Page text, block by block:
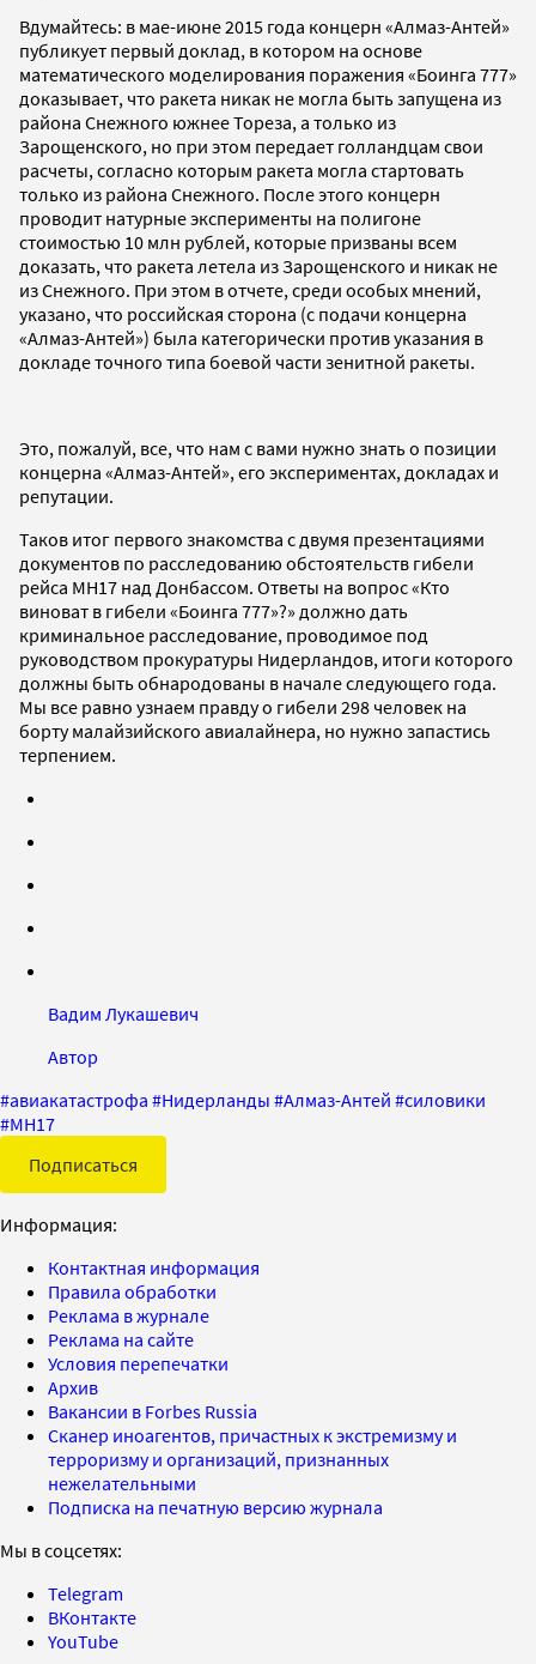
Вдумайтесь: в мае-июне 2015 года концерн «Алмаз-Антей»
публикует первый доклад, в котором на основе
математического моделирования поражения «Боинга 777»
доказывает, что ракета никак не могла быть запущена из
района Снежного южнее Тореза, а только из
Зарощенского, но при этом передает голландцам свои
расчеты, согласно которым ракета могла стартовать
только из района Снежного. После этого концерн
проводит натурные эксперименты на полигоне
стоимостью 10 млн рублей, которые призваны всем
доказать, что ракета летела из Зарощенского и никак не
из Снежного. При этом в отчете, среди особых мнений,
указано, что российская сторона (с подачи концерна
«Алмаз-Антей») была категорически против указания в
докладе точного типа боевой части зенитной ракеты.
Это, пожалуй, все, что нам с вами нужно знать о позиции
концерна «Алмаз-Антей», его экспериментах, докладах и
репутации.
Таков итог первого знакомства с двумя презентациями
документов по расследованию обстоятельств гибели
рейса МН17 над Донбассом. Ответы на вопрос «Кто
виноват в гибели «Боинга 777»?» должно дать
криминальное расследование, проводимое под
руководством прокуратуры Нидерландов, итоги которого
должны быть обнародованы в начале следующего года.
Мы все равно узнаем правду о гибели 298 человек на
борту малайзийского авиалайнера, но нужно запастись
терпением.
Вадим Лукашевич
Автор
#авиакатастрофа #Нидерланды #Алмаз-Антей #силовики
#MH17
Подписаться
Информация:
Контактная информация
Правила обработки
Реклама в журнале
Реклама на сайте
Условия перепечатки
Архив
Вакансии в Forbes Russia
Сканер иноагентов, причастных к экстремизму и
терроризму и организаций, признанных
нежелательными
Подписка на печатную версию журнала
Мы в соцсетях:
Telegram
ВКонтакте
YouTube